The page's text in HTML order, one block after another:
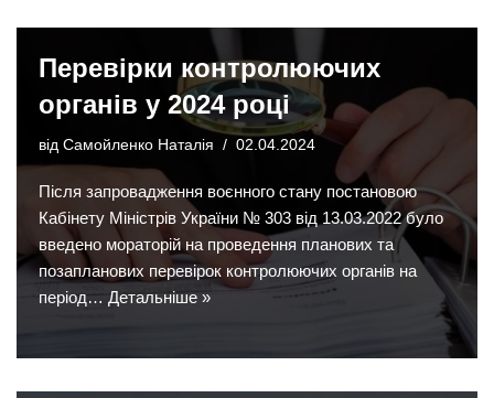
Перевірки контролюючих
органів у 2024 році
від Самойленко Наталія 02.04.2024
Після запровадження воєнного стану постановою
Кабінету Міністрів України № 303 від 13.03.2022 було
введено мораторій на проведення планових та
позапланових перевірок контролюючих органів на
період… Детальніше »